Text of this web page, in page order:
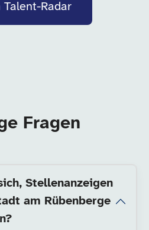
Talent-Radar
Fragen
Stellenanzeigen
am Rübenberge